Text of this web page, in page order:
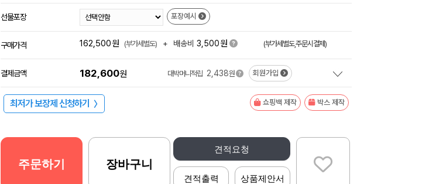
선물포장 포장예시
구매가격 162,500원 (부가세별도) + 배송비 3,500원 (부가세별도,주문시결제)
결제금액 182,600원 대박머니적립 2,438원 회원가입
최저가 보장제 신청하기 〉 쇼핑백 제작 박스 제작
견적요청
견적출력 상품제안서
주문하기 장바구니